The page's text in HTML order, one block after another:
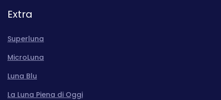
Extra
Superluna
MicroLuna
Luna Blu
La Luna Piena di Oggi